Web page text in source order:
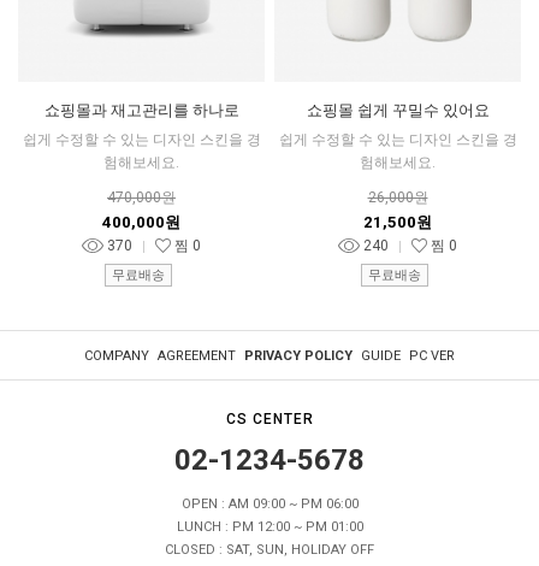
쇼핑몰과 재고관리를 하나로
쉽게 수정할 수 있는 디자인 스킨을 경
험해보세요.
470,000원
400,000원
370 찜 0
무료배송
쇼핑몰 쉽게 꾸밀수 있어요
쉽게 수정할 수 있는 디자인 스킨을 경
험해보세요.
26,000원
21,500원
240 찜 0
무료배송
COMPANY AGREEMENT PRIVACY POLICY GUIDE PC VER
CS CENTER
02-1234-5678
OPEN : AM 09:00 ~ PM 06:00
LUNCH : PM 12:00 ~ PM 01:00
CLOSED : SAT, SUN, HOLIDAY OFF